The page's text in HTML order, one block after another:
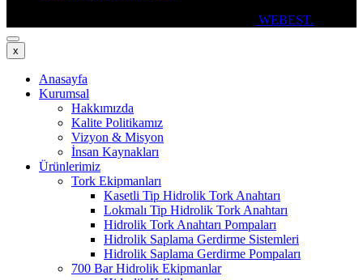
WEBEST.
x
Anasayfa
Kurumsal
Hakkımızda
Kalite Politikamız
Vizyon & Misyon
İnsan Kaynakları
Ürünlerimiz
Tork Ekipmanları
Kasetli Tip Hidrolik Tork Anahtarı
Lokmalı Tip Hidrolik Tork Anahtarı
Hidrolik Tork Anahtarı Pompaları
Hidrolik Saplama Gerdirme Sistemleri
Hidrolik Saplama Gerdirme Pompaları
700 Bar Hidrolik Ekipmanlar